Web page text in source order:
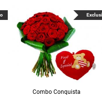
Combo Conquista